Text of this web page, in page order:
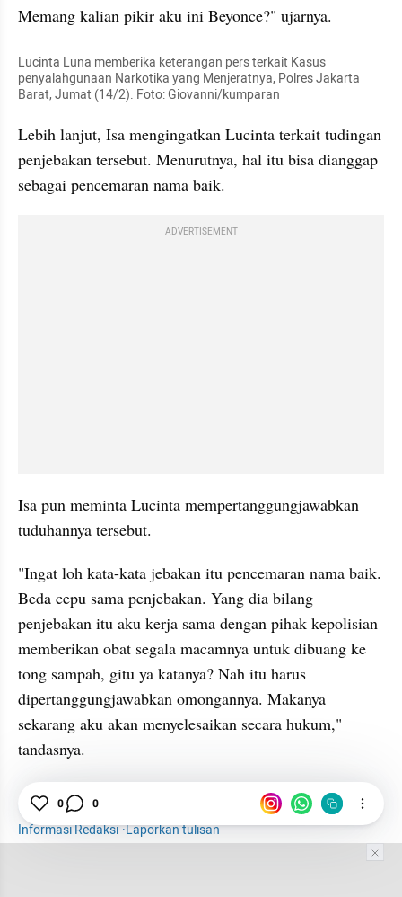
Memang kalian pikir aku ini Beyonce?" ujarnya.
Lucinta Luna memberika keterangan pers terkait Kasus
penyalahgunaan Narkotika yang Menjeratnya, Polres Jakarta
Barat, Jumat (14/2). Foto: Giovanni/kumparan
Lebih lanjut, Isa mengingatkan Lucinta terkait tudingan
penjebakan tersebut. Menurutnya, hal itu bisa dianggap
sebagai pencemaran nama baik.
ADVERTISEMENT
Isa pun meminta Lucinta mempertanggungjawabkan
tuduhannya tersebut.
"Ingat loh kata-kata jebakan itu pencemaran nama baik.
Beda cepu sama penjebakan. Yang dia bilang
penjebakan itu aku kerja sama dengan pihak kepolisian
memberikan obat segala macamnya untuk dibuang ke
tong sampah, gitu ya katanya? Nah itu harus
dipertanggungjawabkan omongannya. Makanya
sekarang aku akan menyelesaikan secara hukum,"
tandasnya.
Hiburan
Lucinta Luna
Informasi Redaksi·Laporkan tulisan
0 0